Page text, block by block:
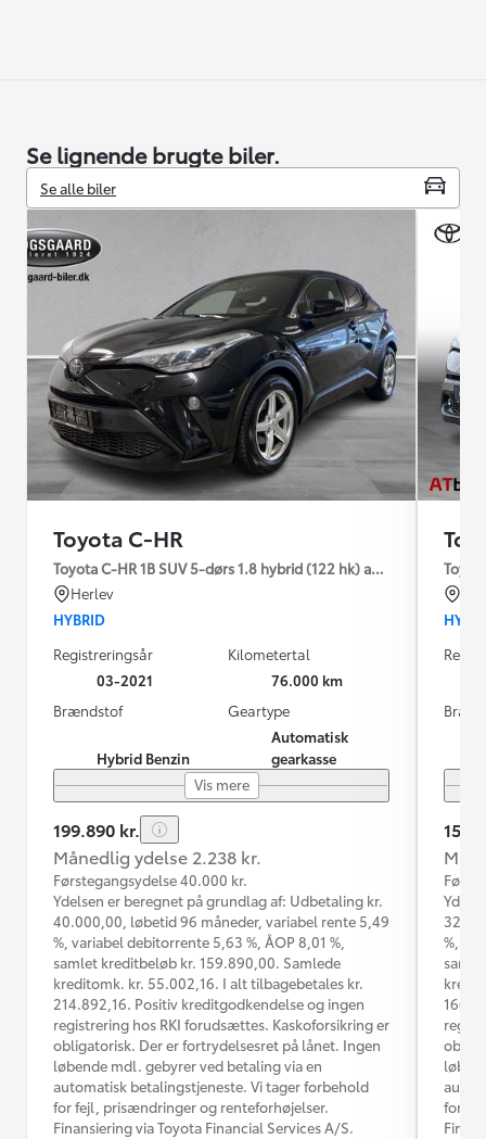
Se lignende brugte biler.
Se alle biler
Toyota C-HR
Toyota C-HR 1B SUV 5-dørs 1.8 hybrid (122 hk) aut. gear C-LUB -
Herlev
HYBRID
Registreringsår
03-2021
Kilometertal
76.000 km
Brændstof
Hybrid Benzin
Geartype
Automatisk
gearkasse
Vis mere
199.890 kr.
Månedlig ydelse 2.238 kr.
Førstegangsydelse 40.000 kr.
Ydelsen er beregnet på grundlag af: Udbetaling kr.
40.000,00, løbetid 96 måneder, variabel rente 5,49
%, variabel debitorrente 5,63 %, ÅOP 8,01 %,
samlet kreditbeløb kr. 159.890,00. Samlede
kreditomk. kr. 55.002,16. I alt tilbagebetales kr.
214.892,16. Positiv kreditgodkendelse og ingen
registrering hos RKI forudsættes. Kaskoforsikring er
obligatorisk. Der er fortrydelsesret på lånet. Ingen
løbende mdl. gebyrer ved betaling via en
automatisk betalingstjeneste. Vi tager forbehold
for fejl, prisændringer og renteforhøjelser.
Finansiering via Toyota Financial Services A/S.
%,
for